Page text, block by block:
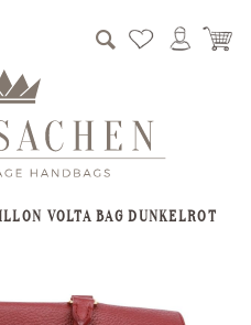
VOLTA BAG DUNKELROT